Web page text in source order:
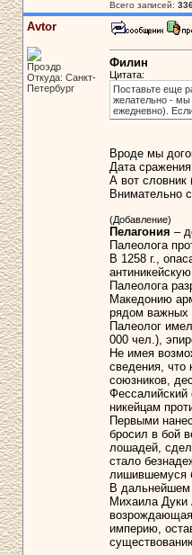
Всего записей:
Avtor
Проэдр
Откуда: Санкт-
Петербург
Филин
Цитата:
Поставьте еще
желательно - мы
ежедневно).
Вроде мы
Дата
А вот словник
Внимательно
(Добавление)
Пелагония –
Палеолога
В 1258 г.,
Палеолога
Македонию
рядом важных
Палеолог
000 чел.),
Не имея
сведения, что
союзников,
Фессалийский
никейцам
Первыми
бросил в бой
лошадей,
стало
лишившемуся
В дальнейшем
Михаила Дуки
империю,